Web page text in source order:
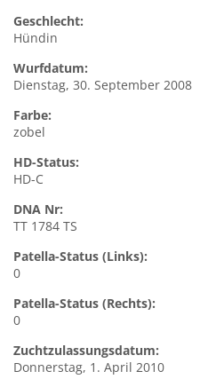
Geschlecht:
Hündin
Wurfdatum:
Dienstag, 30. September 2008
Farbe:
zobel
HD-Status:
HD-C
DNA Nr:
TT 1784 TS
Patella-Status (Links):
0
Patella-Status (Rechts):
0
Zuchtzulassungsdatum:
Donnerstag, 1. April 2010